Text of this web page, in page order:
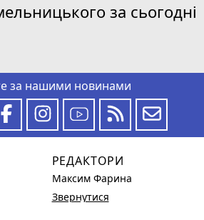
за сьогодні
за нашими новинами
РЕДАКТОРИ
Максим Фарина
Звернутися